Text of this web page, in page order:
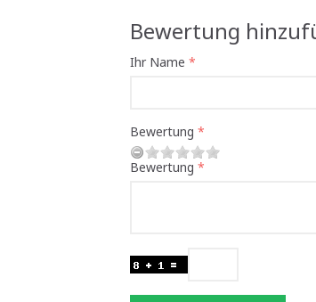
Bewertung
Ihr Name
Bewertung
Bewertung